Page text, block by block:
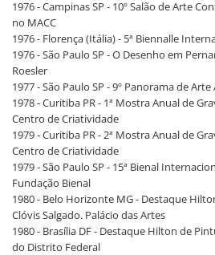
1976 - Campinas SP - 10º Salão de Arte
no MACC
1976 - Florença (Itália) - 5ª Biennalle
1976 - São Paulo SP - O Desenho em
Roesler
1977 - São Paulo SP - 9º Panorama de
1978 - Curitiba PR - 1ª Mostra Anual de
Centro de Criatividade
1979 - Curitiba PR - 2ª Mostra Anual de
Centro de Criatividade
1979 - São Paulo SP - 15ª Bienal
Fundação Bienal
1980 - Belo Horizonte MG - Destaque
Clóvis Salgado. Palácio das Artes
1980 - Brasília DF - Destaque Hilton de
do Distrito Federal